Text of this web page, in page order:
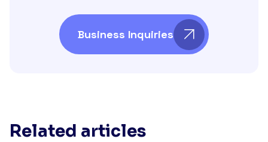
Business Inquiries
Related articles